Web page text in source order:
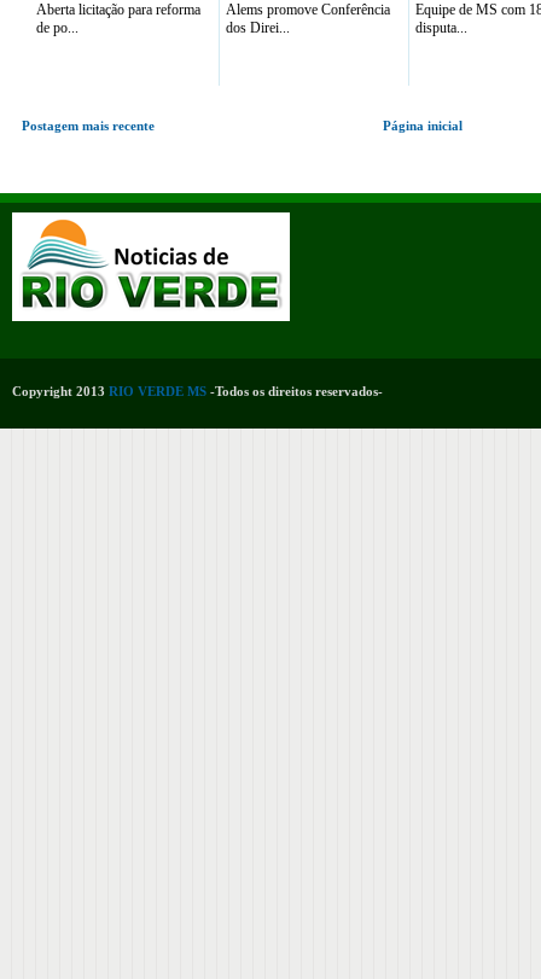
Aberta licitação para reforma
de po...
Alems promove Conferência
dos Direi...
Equipe de MS com
disputa...
Postagem mais recente Página inicial
Copyright 2013 RIO VERDE MS -Todos os direitos reservados-